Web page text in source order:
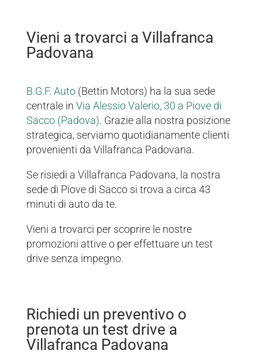
Vieni a trovarci a Villafranca
Padovana
B.G.F. Auto(Bettin Motors) ha la sua sede
centrale in Via Alessio Valerio, 30 a Piove di
Sacco (Padova). Grazie alla nostra posizione
strategica, serviamo quotidianamente clienti
provenienti da Villafranca Padovana.
Se risiedi a Villafranca Padovana, la nostra
sede di Piove di Sacco si trova a circa 43
minuti di auto da te.
Vieni a trovarci per scoprire le nostre
promozioni attive o per effettuare un test
drive senza impegno.
Richiedi un preventivo o
prenota un test drive a
Villafranca Padovana